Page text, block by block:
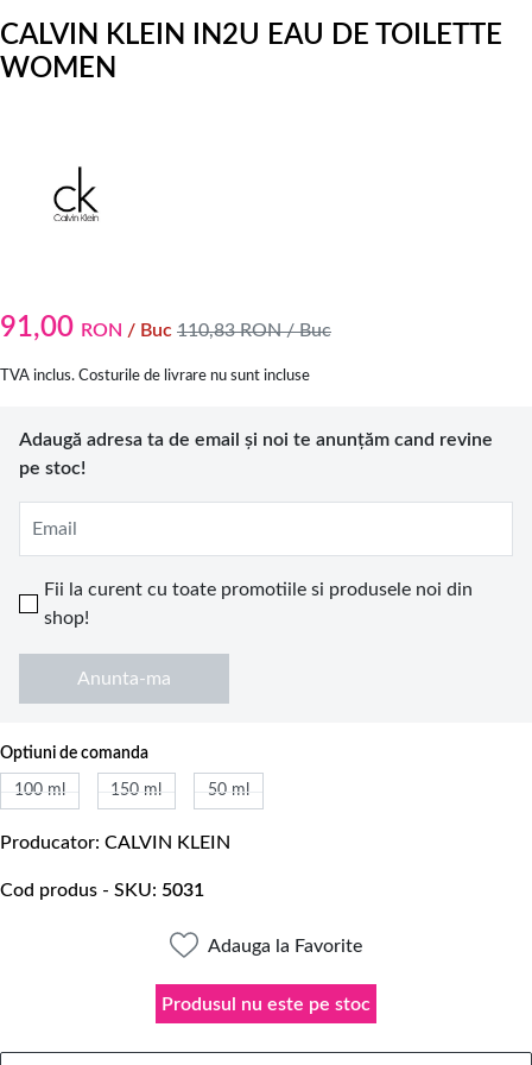
CALVIN KLEIN IN2U EAU DE TOILETTE
WOMEN
91,00 RON / Buc 110,83RON / Buc
TVA inclus. Costurile de livrare nu sunt incluse
Adaugă adresa ta de email și noi te anunțăm cand revine
pe stoc!
Email
Fii la curent cu toate promotiile si produsele noi din
shop!
Anunta-ma
Optiuni de comanda
100 ml 150 ml 50 ml
Producator CALVIN KLEIN
Cod produs - SKU 5031
Adauga la Favorite
Produsul nu este pe stoc